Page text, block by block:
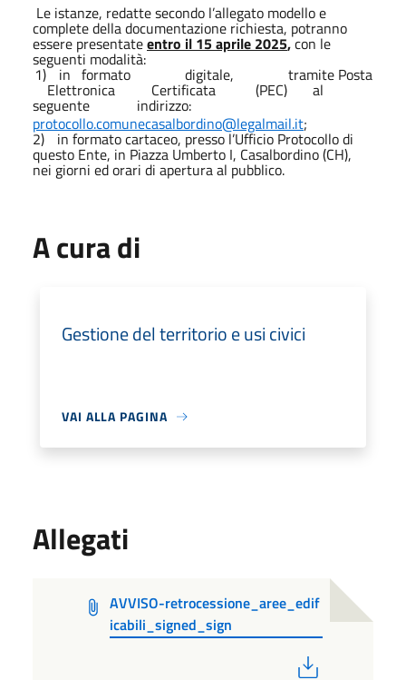
Le istanze, redatte secondo l’allegato modello e
complete della documentazione richiesta, potranno
essere presentateentro il 15 aprile 2025,con le
seguenti modalità:
1) in formato digitale, tramite Posta
Elettronica Certificata (PEC) al
seguente
indirizzo:
protocollo.comunecasalbordino@legalmail.it;
2) in formato cartaceo, presso l’Ufficio Protocollo di
questo Ente, in Piazza Umberto I, Casalbordino (CH),
nei giorni ed orari di apertura al pubblico.
A cura di
Gestione del territorio e usi civici
VAI ALLA PAGINA
Allegati
AVVISO-retrocessione_aree_edif
icabili_signed_sign